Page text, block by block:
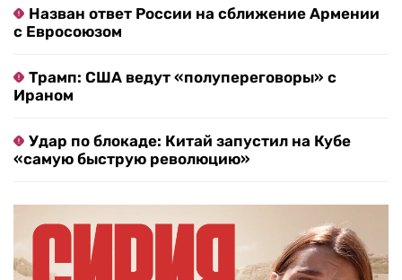
Назван ответ России на сближение Армении
с Евросоюзом
Трамп: США ведут «полупереговоры» с
Ираном
Удар по блокаде: Китай запустил на Кубе
«самую быструю революцию»